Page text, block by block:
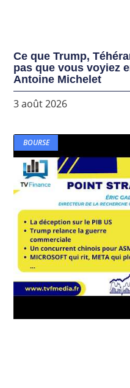
Ce que Trump,
pas que vous voyiez
Antoine Michelet
3 août 2026
BOURSE